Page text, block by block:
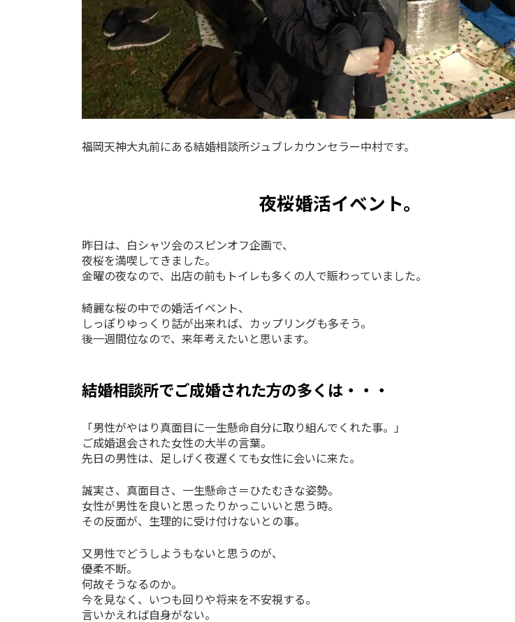
福岡天神大丸前にある結婚相談所ジュブレカウンセラー中村です。
夜桜婚活イベント。
昨日は、白シャツ会のスピンオフ企画で、
夜桜を満喫してきました。
金曜の夜なので、出店の前もトイレも多くの人で賑わっていました。
綺麗な桜の中での婚活イベント、
しっぽりゆっくり話が出来れば、カップリングも多そう。
後一週間位なので、来年考えたいと思います。
結婚相談所でご成婚された方の多くは・・・
「男性がやはり真面目に一生懸命自分に取り組んでくれた事。」
ご成婚退会された女性の大半の言葉。
先日の男性は、足しげく夜遅くても女性に会いに来た。
誠実さ、真面目さ、一生懸命さ＝ひたむきな姿勢。
女性が男性を良いと思ったりかっこいいと思う時。
その反面が、生理的に受け付けないとの事。
又男性でどうしようもないと思うのが、
優柔不断。
何故そうなるのか。
今を見なく、いつも回りや将来を不安視する。
言いかえれば自身がない。